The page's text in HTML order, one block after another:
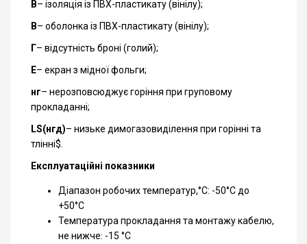
В– ізоляція із ПВХ-пластикату (вінілу);
В– оболонка із ПВХ-пластикату (вінілу);
Г– відсутність броні (голий);
Е– екран з мідної фольги;
нг– нерозповсюджує горіння при груповому
прокладанні;
LS(нгд)– низьке димогазовиділення при горінні та
тлінні$.
Експлуатаційні показники
Діапазон робочих температур,°С: -50°С до
+50°С
Температура прокладання та монтажу кабелю,
не нижче: -15 °С